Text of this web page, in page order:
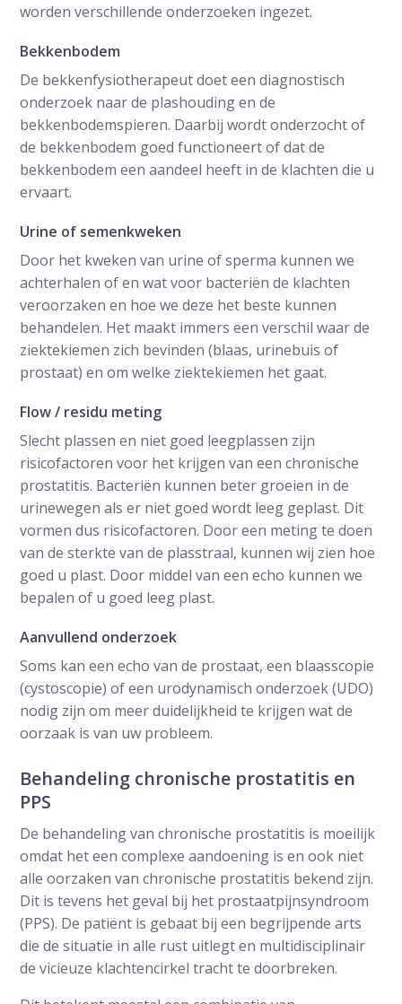
worden verschillende onderzoeken ingezet.
Bekkenbodem
De bekkenfysiotherapeut doet een diagnostisch
onderzoek naar de plashouding en de
bekkenbodemspieren. Daarbij wordt onderzocht of
de bekkenbodem goed functioneert of dat de
bekkenbodem een aandeel heeft in de klachten die u
ervaart.
Urine of semenkweken
Door het kweken van urine of sperma kunnen we
achterhalen of en wat voor bacteriën de klachten
veroorzaken en hoe we deze het beste kunnen
behandelen. Het maakt immers een verschil waar de
ziektekiemen zich bevinden (blaas, urinebuis of
prostaat) en om welke ziektekiemen het gaat.
Flow / residu meting
Slecht plassen en niet goed leegplassen zijn
risicofactoren voor het krijgen van een chronische
prostatitis. Bacteriën kunnen beter groeien in de
urinewegen als er niet goed wordt leeg geplast. Dit
vormen dus risicofactoren. Door een meting te doen
van de sterkte van de plasstraal, kunnen wij zien hoe
goed u plast. Door middel van een echo kunnen we
bepalen of u goed leeg plast.
Aanvullend onderzoek
Soms kan een echo van de prostaat, een blaasscopie
(cystoscopie) of een urodynamisch onderzoek (UDO)
nodig zijn om meer duidelijkheid te krijgen wat de
oorzaak is van uw probleem.
Behandeling chronische prostatitis en
PPS
De behandeling van chronische prostatitis is moeilijk
omdat het een complexe aandoening is en ook niet
alle oorzaken van chronische prostatitis bekend zijn.
Dit is tevens het geval bij het prostaatpijnsyndroom
(PPS). De patiënt is gebaat bij een begrijpende arts
die de situatie in alle rust uitlegt en multidisciplinair
de vicieuze klachtencirkel tracht te doorbreken.